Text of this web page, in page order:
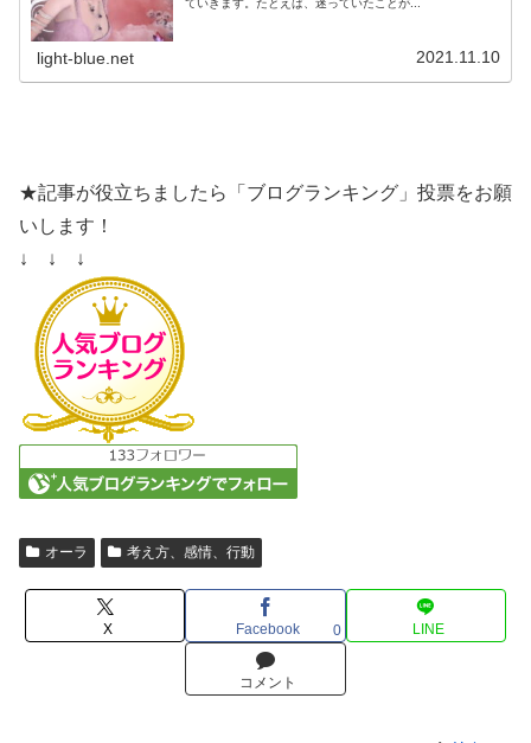
ていきます。たとえば、迷っていたことが...
light-blue.net 2021.11.10
★記事が役立ちましたら「ブログランキング」投票をお願
いします！
↓ ↓ ↓
オーラ 考え方、感情、行動
X Facebook 0 LINE
コメント